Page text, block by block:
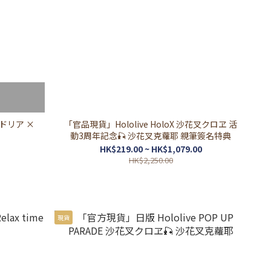
リア ×
「官品現貨」Hololive HoloX 沙花叉クロヱ 活
動3周年記念🎣 沙花叉克蘿耶 親筆簽名特典
HK$219.00 ~ HK$1,079.00
HK$2,250.00
現貨